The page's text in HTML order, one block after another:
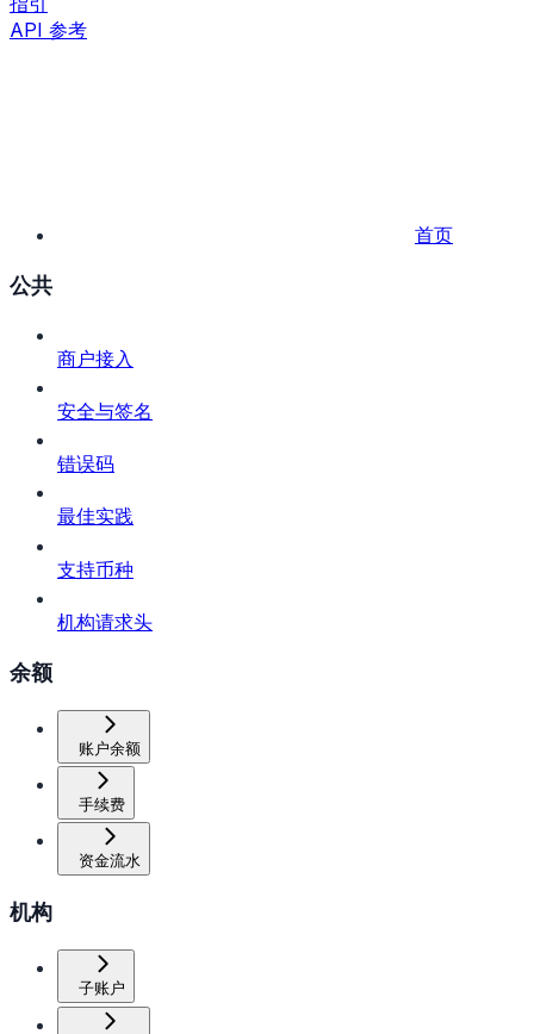
API 参考
首页
公共
商户接入
安全与签名
错误码
最佳实践
支持币种
机构请求头
余额
账户余额
手续费
资金流水
机构
子账户